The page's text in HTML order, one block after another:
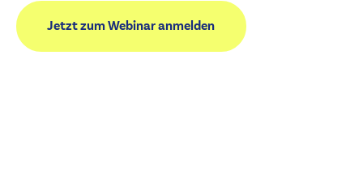
Jetzt zum Webinar anmelden